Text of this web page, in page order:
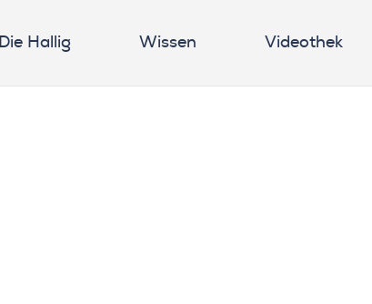
Die Hallig Wissen Videothek